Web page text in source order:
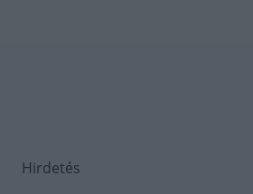
Hirdetés